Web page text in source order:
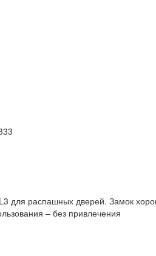
для распашных дверей. Замок
– без привлечения